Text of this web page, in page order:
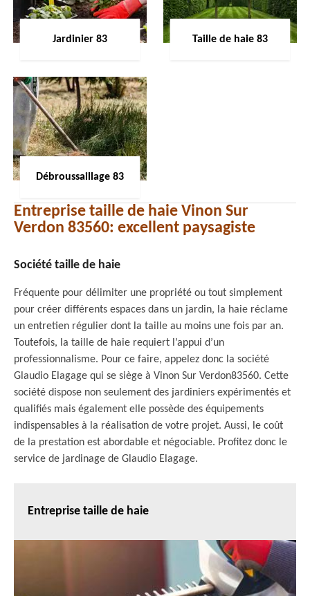
Jardinier 83 Taille de haie 83
Débroussaillage 83
Entreprise taille de haie Vinon Sur
Verdon 83560: excellent paysagiste
Société taille de haie
Fréquente pour délimiter une propriété ou tout simplement
pour créer différents espaces dans un jardin, la haie réclame
un entretien régulier dont la taille au moins une fois par an.
Toutefois, la taille de haie requiert l’appui d’un
professionnalisme. Pour ce faire, appelez donc la société
Glaudio Elagage qui se siège à Vinon Sur Verdon83560. Cette
société dispose non seulement des jardiniers expérimentés et
qualifiés mais également elle possède des équipements
indispensables à la réalisation de votre projet. Aussi, le coût
de la prestation est abordable et négociable. Profitez donc le
service de jardinage de Glaudio Elagage.
Entreprise taille de haie